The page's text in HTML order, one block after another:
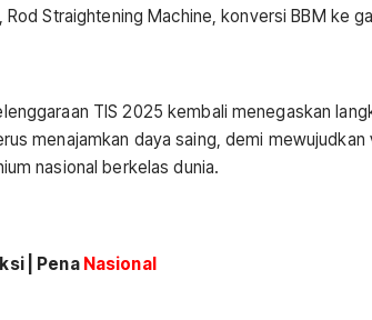
Rod Straightening Machine, konversi BBM ke
TIS 2025 kembali menegaskan
menajamkan daya saing, demi
nasional berkelas dunia.
| Pena Nasional